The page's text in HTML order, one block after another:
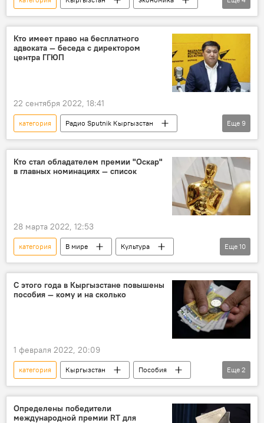
Государственная налоговая служба
Единая налоговая декларация
требования
Кто имеет право на бесплатного
адвоката — беседа с директором
центра ГГЮП
22 сентября 2022, 18:41
категория
Радио Sputnik Кыргызстан
Особый акцент
центр
помощь
закон
регионы
задержание
Еще 9
Кто стал обладателем премии "Оскар"
в главных номинациях — список
28 марта 2022, 12:53
категория В мире
Культура
награда
вручение
победители
Кинопремия "Оскар"
список
фильм
Еще 10
С этого года в Кыргызстане повышены
пособия — кому и на сколько
1 февраля 2022, 20:09
категория Кыргызстан
Пособия
увеличение
Новости Киргизии
Еще 2
Определены победители
международной премии RT для